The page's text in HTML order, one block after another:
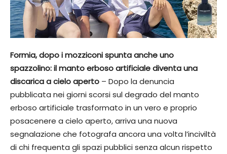
Formia, dopo i mozziconi spunta anche uno
spazzolino: il manto erboso artificiale diventa una
discarica a cielo aperto – Dopo la denuncia
pubblicata nei giorni scorsi sul degrado del manto
erboso artificiale trasformato in un vero e proprio
posacenere a cielo aperto, arriva una nuova
segnalazione che fotografa ancora una volta l’inciviltà
di chi frequenta gli spazi pubblici senza alcun rispetto